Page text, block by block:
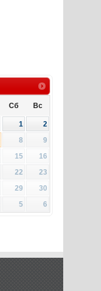
Сб Вс
1
2
8
9
15
16
22
23
29
30
5 6